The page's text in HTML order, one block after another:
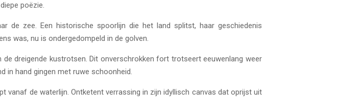
poëzie.
de zee. Een historische spoorlijn die het land splitst, haar geschiedenis
was, nu is ondergedompeld in de golven.
dreigende kustrotsen. Dit onverschrokken fort trotseert eeuwenlang weer
in hand gingen met ruwe schoonheid.
vanaf de waterlijn. Ontketent verrassing in zijn idyllisch canvas dat oprijst uit